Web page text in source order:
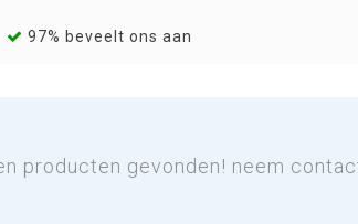
97% beveelt ons aan
producten gevonden! neem